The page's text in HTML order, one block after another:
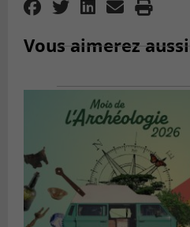
Vous aimerez aussi